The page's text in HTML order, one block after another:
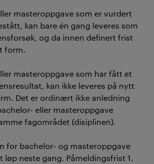
masteroppgave som er vurdert
kan bare én gang leveres som
og da innen definert frist
form.
masteroppgave som har fått et
kan ikke leveres på nytt
Det er ordinært ikke anledning
eller masteroppgave
fagområdet (disiplinen).
for bachelor- og masteroppgave
neste gang. Påmeldingsfrist 1.